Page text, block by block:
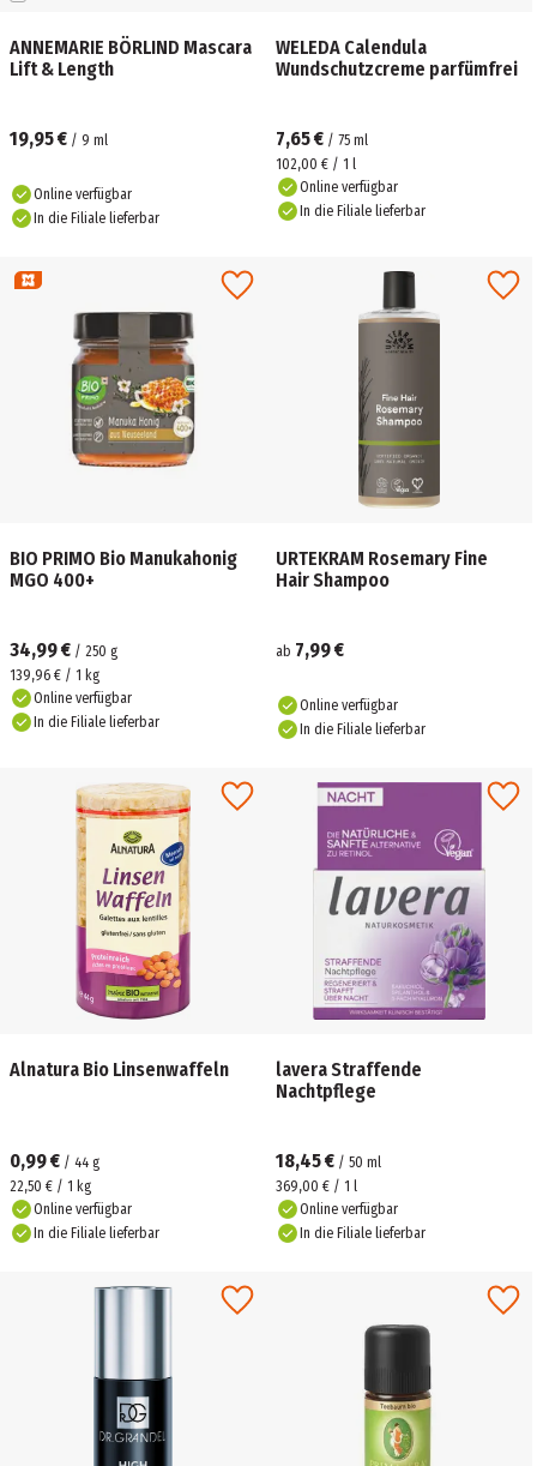
ANNEMARIE BÖRLIND Mascara
Lift & Length
19,95 € / 9 ml
Online verfügbar
In die Filiale lieferbar
WELEDA Calendula
Wundschutzcreme parfümfrei
7,65 € / 75 ml
102,00 € / 1 l
Online verfügbar
In die Filiale lieferbar
BIO PRIMO Bio Manukahonig
MGO 400+
34,99 € / 250 g
139,96 € / 1 kg
Online verfügbar
In die Filiale lieferbar
URTEKRAM Rosemary Fine
Hair Shampoo
ab 7,99 €
Online verfügbar
In die Filiale lieferbar
Alnatura Bio Linsenwaffeln
0,99 € / 44 g
22,50 € / 1 kg
Online verfügbar
In die Filiale lieferbar
lavera Straffende
Nachtpflege
18,45 € / 50 ml
369,00 € / 1 l
Online verfügbar
In die Filiale lieferbar